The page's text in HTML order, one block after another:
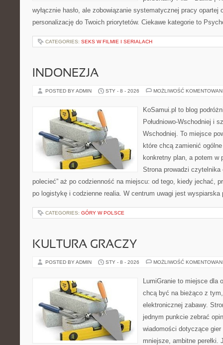
wyłącznie hasło, ale zobowiązanie systematycznej pracy opartej
personalizację do Twoich priorytetów. Ciekawe kategorie to
CATEGORIES: SEKS W FILMIE I SERIALACH
INDONEZJA
POSTED BY ADMIN STY - 8 - 2026 MOŻLIWOŚĆ
KoSamui.pl to blog
Południowo-Wschodniej i
Wschodniej. To miejsce
które chcą zamienić
konkretny plan, a potem w
Strona prowadzi czytelnika
polecieć” aż po codzienność na miejscu: od tego, kiedy jechać,
po logistykę i codzienne realia. W centrum uwagi jest wyspiarska
CATEGORIES: GÓRY W POLSCE
KULTURA GRACZY
POSTED BY ADMIN STY - 8 - 2026 MOŻLIWOŚĆ
LumiGranie to miejsce dla
chcą być na bieżąco z
elektronicznej zabawy.
jednym punkcie zebrać
wiadomości dotyczące
mniejsze, ambitne perełki.